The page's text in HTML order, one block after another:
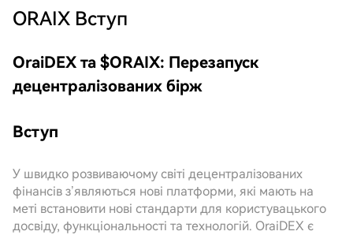
ORAIX Вступ
OraiDEX та $ORAIX: Перезапуск
децентралізованих бірж
Вступ
У швидко розвиваючому світі децентралізованих
фінансів з’являються нові платформи, які мають на
меті встановити нові стандарти для користувацького
досвіду, функціональності та технологій. OraiDEX є